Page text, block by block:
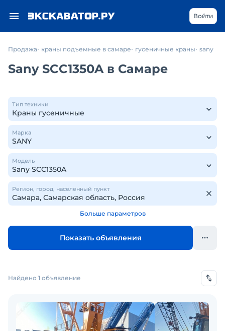
Войти
Продажа краны подъемные в самаре гусеничные краны sany
Sany SCC1350A в Самаре
Тип техники
Марка
Модель
Регион, город, населенный пункт
Больше параметров
Показать объявления
Найдено 1 объявление